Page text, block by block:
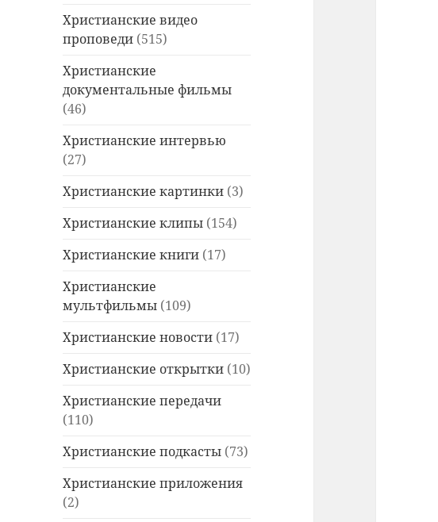
Христианские видео
проповеди (515)
Христианские
документальные фильмы
(46)
Христианские интервью
(27)
Христианские картинки (3)
Христианские клипы (154)
Христианские книги (17)
Христианские
мультфильмы (109)
Христианские новости (17)
Христианские открытки (10)
Христианские передачи
(110)
Христианские подкасты (73)
Христианские приложения
(2)